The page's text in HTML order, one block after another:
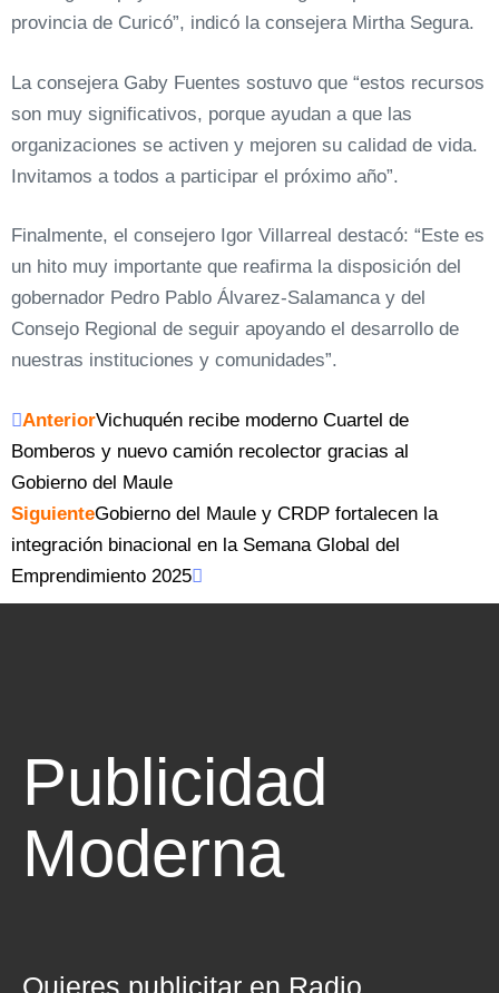
provincia de Curicó”, indicó la consejera Mirtha Segura.
La consejera Gaby Fuentes sostuvo que “estos recursos
son muy significativos, porque ayudan a que las
organizaciones se activen y mejoren su calidad de vida.
Invitamos a todos a participar el próximo año”.
Finalmente, el consejero Igor Villarreal destacó: “Este es
un hito muy importante que reafirma la disposición del
gobernador Pedro Pablo Álvarez-Salamanca y del
Consejo Regional de seguir apoyando el desarrollo de
nuestras instituciones y comunidades”.
AnteriorVichuquén recibe moderno Cuartel de
Bomberos y nuevo camión recolector gracias al
Gobierno del Maule
SiguienteGobierno del Maule y CRDP fortalecen la
integración binacional en la Semana Global del
Emprendimiento 2025
Publicidad
Moderna
Directa
Quieres publicitar en Radio